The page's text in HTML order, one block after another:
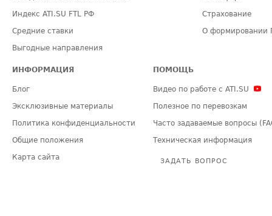
Индекс ATI.SU FTL РФ
Средние ставки
Выгодные направления
Страхование
О формировании
ИНФОРМАЦИЯ
Блог
Эксклюзивные материалы
Политика конфиденциальности
Общие положения
Карта сайта
ПОМОЩЬ
Видео по работе с ATI.SU
Полезное по перевозкам
Часто задаваемые вопросы
Техническая информация
ЗАДАТЬ ВОПРОС